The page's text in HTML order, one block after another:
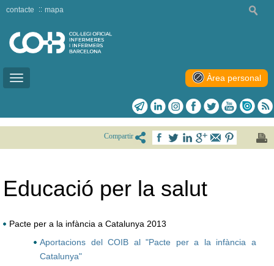
Toggle
contacte mapa
Àrea personal
Compartir
Educació per la salut
Pacte per a la infància a Catalunya 2013
Aportacions del COIB al "Pacte per a la infància a
Catalunya"